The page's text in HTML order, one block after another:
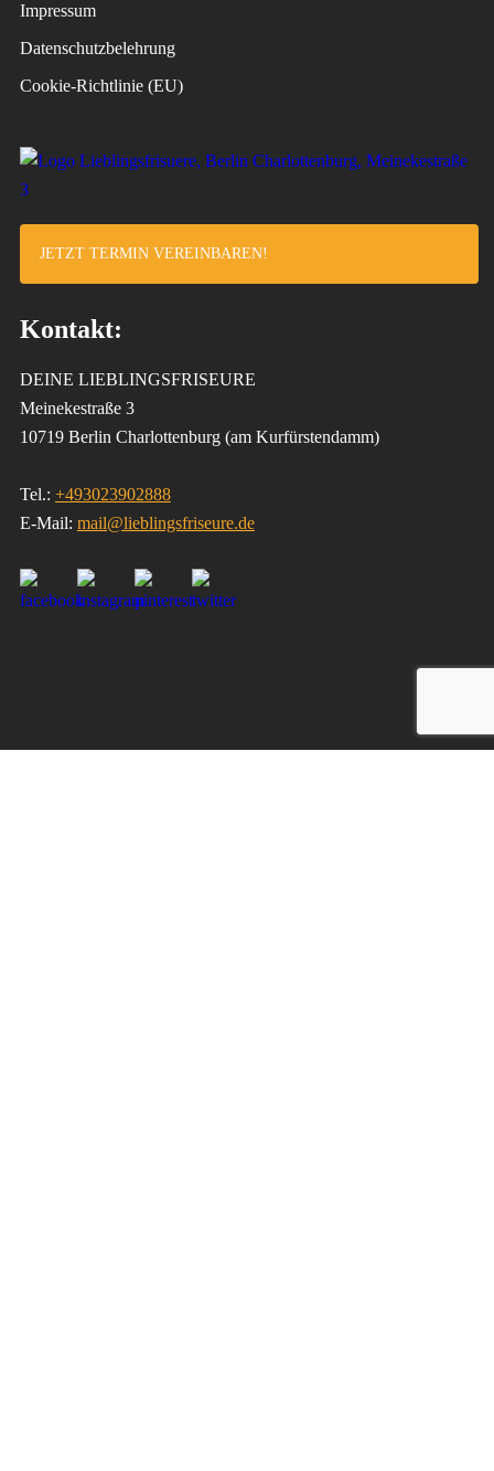
Impressum
Datenschutzbelehrung
Cookie-Richtlinie (EU)
JETZT TERMIN VEREINBAREN!
Kontakt:
DEINE LIEBLINGSFRISEURE
Meinekestraße 3
10719 Berlin Charlottenburg (am Kurfürstendamm)
Tel.: +493023902888
E-Mail: mail@lieblingsfriseure.de